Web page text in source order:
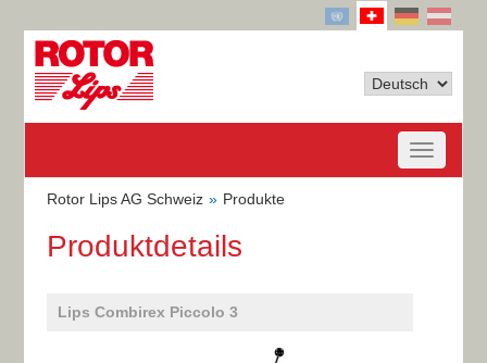
Rotor Lips AG Schweiz Produkte
Produktdetails
Lips Combirex Piccolo 3